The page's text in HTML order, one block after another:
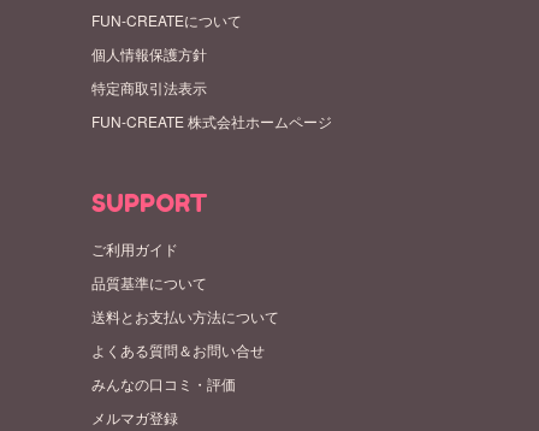
FUN-CREATEについて
個人情報保護方針
特定商取引法表示
FUN-CREATE 株式会社ホームページ
SUPPORT
ご利用ガイド
品質基準について
送料とお支払い方法について
よくある質問＆お問い合せ
みんなの口コミ・評価
メルマガ登録